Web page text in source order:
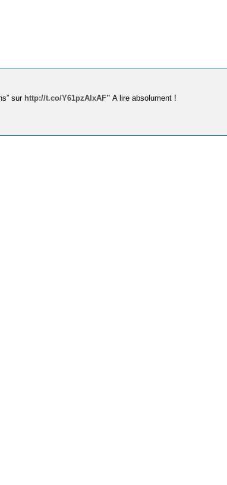
sur http://t.co/Y61pzAlxAF” A lire absolument !